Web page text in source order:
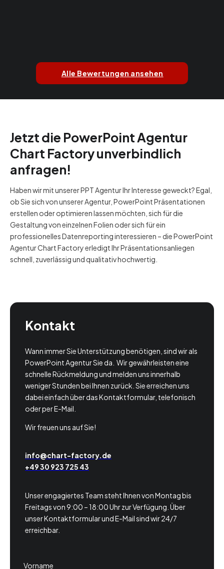
Alle Bewertungen ansehen
Jetzt die PowerPoint Agentur
Chart Factory unverbindlich
anfragen!
Haben wir mit unserer PPT Agentur Ihr Interesse geweckt? Egal,
ob Sie sich von unserer Agentur, PowerPoint Präsentationen
erstellen oder optimieren lassen möchten, sich für die
Gestaltung von einzelnen Folien oder sich für ein
professionelles Datenreporting interessieren – die PowerPoint
Agentur Chart Factory erledigt Ihr Präsentationsanliegen
schnell, zuverlässig und qualitativ hochwertig.
Kontakt
Wann immer Sie Unterstützung benötigen, sind wir als
PowerPoint Agentur Sie da. Wir gewährleisten eine
schnelle Rückmeldung und melden uns innerhalb
weniger Stunden bei Ihnen zurück. Sie erreichen uns
dabei einfach über das Kontaktformular, telefonisch
oder per E-Mail.
Wir freuen uns auf Sie!
info@chart-factory.de
+49 30 923 725 43
Unser engagiertes Team steht Ihnen von Montag bis
Freitags von 9:00 – 18:00 Uhr zur Verfügung. Über
unser Kontaktformular und E-Mail sind wir 24/7
erreichbar.